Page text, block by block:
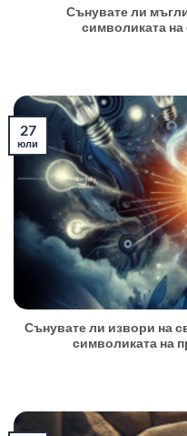
Сънувате ли
символиката на
Сънувате ли извори на
символиката на
27
юли